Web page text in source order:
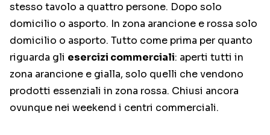
stesso tavolo a quattro persone. Dopo solo
domicilio o asporto. In zona arancione e rossa solo
domicilio o asporto. Tutto come prima per quanto
riguarda gli esercizi commerciali: aperti tutti in
zona arancione e gialla, solo quelli che vendono
prodotti essenziali in zona rossa. Chiusi ancora
ovunque nei weekend i centri commerciali.